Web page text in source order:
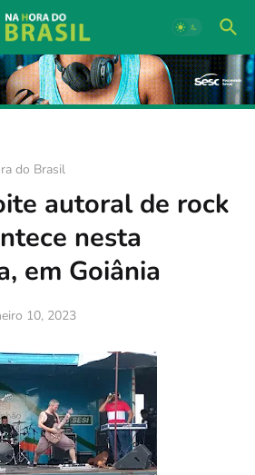
do Brasil
autoral de rock
nesta
em Goiânia
10, 2023